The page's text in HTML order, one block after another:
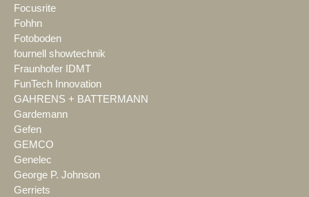
Focusrite
Fohhn
Fotoboden
fournell showtechnik
Fraunhofer IDMT
FunTech Innovation
GAHRENS + BATTERMANN
Gardemann
Gefen
GEMCO
Genelec
George P. Johnson
Gerriets